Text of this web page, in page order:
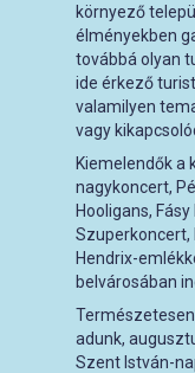
környező
élményekben
továbbá olyan
ide érkező
valamilyen
vagy
Kiemelendők a
nagykoncert,
Hooligans,
Hendrix-
belvárosában
adunk,
Szent István-